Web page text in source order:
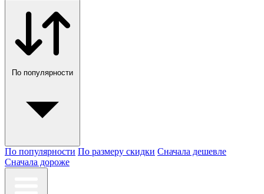
По популярности
По популярности По размеру скидки Сначала дешевле
Сначала дороже